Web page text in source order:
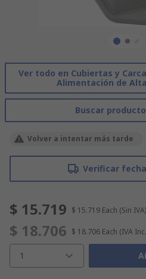
Ver todo en Cubiertas y
Alimentación de
Buscar
Volver a intentar más tarde
Verificar
$ 15.719 $ 15.719 Each (Sin IVA)
$ 18.706 $ 18.706 Each (IVA
1